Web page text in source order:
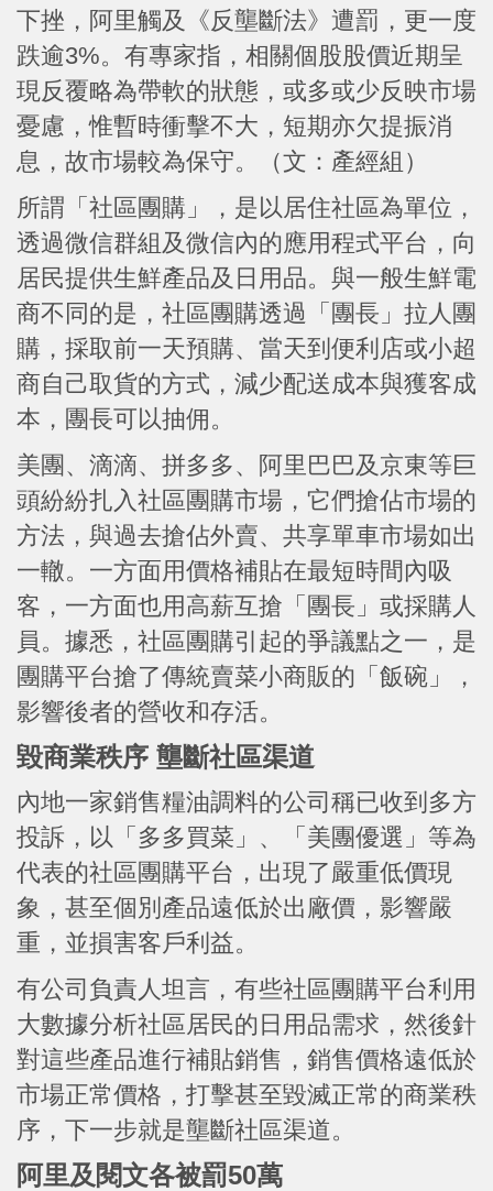
下挫，阿里觸及《反壟斷法》遭罰，更一度
跌逾3%。有專家指，相關個股股價近期呈
現反覆略為帶軟的狀態，或多或少反映市場
憂慮，惟暫時衝擊不大，短期亦欠提振消
息，故市場較為保守。（文：產經組）
所謂「社區團購」，是以居住社區為單位，
透過微信群組及微信內的應用程式平台，向
居民提供生鮮產品及日用品。與一般生鮮電
商不同的是，社區團購透過「團長」拉人團
購，採取前一天預購、當天到便利店或小超
商自己取貨的方式，減少配送成本與獲客成
本，團長可以抽佣。
美團、滴滴、拼多多、阿里巴巴及京東等巨
頭紛紛扎入社區團購市場，它們搶佔市場的
方法，與過去搶佔外賣、共享單車市場如出
一轍。一方面用價格補貼在最短時間內吸
客，一方面也用高薪互搶「團長」或採購人
員。據悉，社區團購引起的爭議點之一，是
團購平台搶了傳統賣菜小商販的「飯碗」，
影響後者的營收和存活。
毀商業秩序 壟斷社區渠道
內地一家銷售糧油調料的公司稱已收到多方
投訴，以「多多買菜」、「美團優選」等為
代表的社區團購平台，出現了嚴重低價現
象，甚至個別產品遠低於出廠價，影響嚴
重，並損害客戶利益。
有公司負責人坦言，有些社區團購平台利用
大數據分析社區居民的日用品需求，然後針
對這些產品進行補貼銷售，銷售價格遠低於
市場正常價格，打擊甚至毀滅正常的商業秩
序，下一步就是壟斷社區渠道。
阿里及閱文各被罰50萬